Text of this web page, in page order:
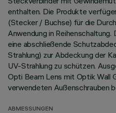
enthalten. Die Produkte
(Stecker / Buchse) für die
Anwendung in
eine abschließende
Strahlung) zur Abdeckung der
UV-Strahlung zu schützen.
Opti Beam Lens mit Optik Wall
verwendeten Außenschrauben
ABMESSUNGEN